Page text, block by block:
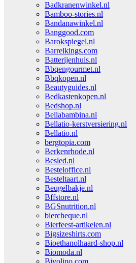
Badkranenwinkel.nl
Bamboo-stories.nl
Bandanawinkel.nl
Banggood.com
Barokspiegel.nl
Barrelkings.com
Batterijenhuis.nl
Bbqengourmet.nl
Bbqkopen.nl
Beautyguides.nl
Bedkastenkopen.nl
Bedshop.nl
Bellabambina.nl
Bellatio-kerstversiering.nl
Bellatio.nl
bergtopia.com
Berkenrhode.nl
Besled.nl
Besteloffice.nl
Besteltaart.nl
Beugelbakje.nl
Bffstore.nl
BGSnutrition.nl
biercheque.nl
Bierfeest-artikelen.nl
Bigsizeshirts.com
Bioethanolhaard-shop.nl
Biomoda.nl
Bivolino.com